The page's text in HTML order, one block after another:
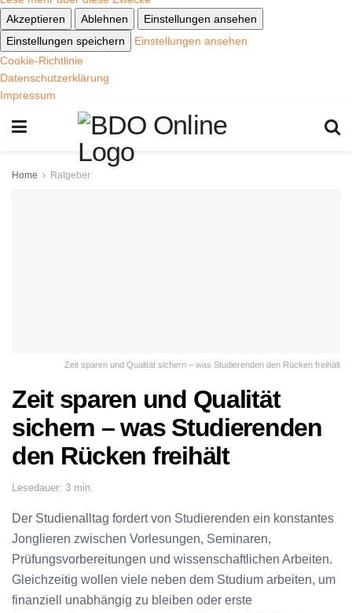
Akzeptieren
Ablehnen
Einstellungen ansehen
Einstellungen speichern
Einstellungen ansehen
Cookie-Richtlinie
Datenschutzerklärung
Impressum
Home Ratgeber
Zeit sparen und Qualität sichern – was Studierenden den Rücken freihält
Zeit sparen und Qualität
sichern – was Studierenden
den Rücken freihält
Lesedauer: 3 min.
Der Studienalltag fordert von Studierenden ein konstantes
Jonglieren zwischen Vorlesungen, Seminaren,
Prüfungsvorbereitungen und wissenschaftlichen Arbeiten.
Gleichzeitig wollen viele neben dem Studium arbeiten, um
finanziell unabhängig zu bleiben oder erste